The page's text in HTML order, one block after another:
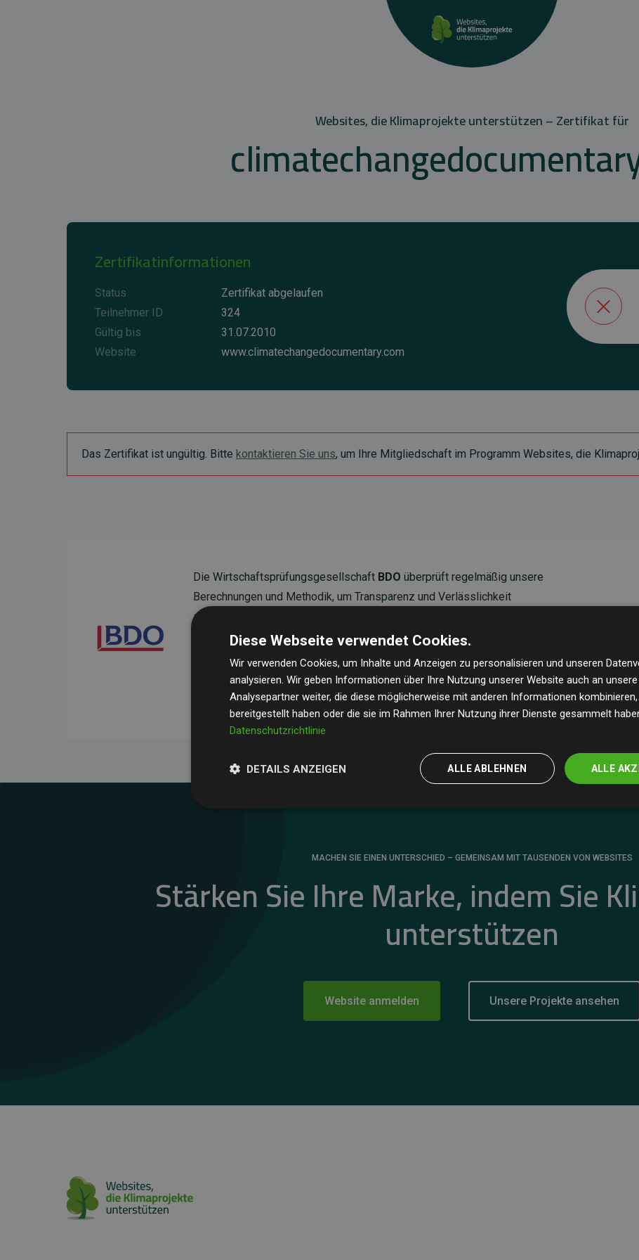
Websites, die Klimaprojekte unterstützen – Zertifikat für
Zertifikatinformationen
Status
Zertifikat abgelaufen
Teilnehmer ID
324
Gültig bis
31.07.2010
Website
www.climatechangedocumentary.com
Das Zertifikat ist ungültig. Bitte kontaktieren Sie uns, um Ihre Mitgliedschaft im Programm Websites, die
Die Wirtschaftsprüfungsgesellschaft BDO überprüft regelmäßig unsere
Berechnungen und Methodik, um Transparenz und Verlässlichkeit
sicherzustellen.
Ihre Prüfungen belegen, dass unsere Investitionen in Klimaschutzprojekte im
Durchschnitt200 % der geschätzten CO₂-Emissionender teilnehmenden
Websites kompensieren – ein klarer Nachweis für die messbare Klimawirkung
unseres Ansatzes.
MACHEN SIE EINEN UNTERSCHIED – GEMEINSAM MIT TAUSENDEN VON WEBSITES
Stärken Sie Ihre Marke, indem Sie
unterstützen
Website anmelden Unsere Projekte ansehen
Diese Webseite verwendet Cookies.
Wir verwenden Cookies, um Inhalte und Anzeigen zu personalisieren und unseren
analysieren. Wir geben Informationen über Ihre Nutzung unserer Website auch an
Analysepartner weiter, die diese möglicherweise mit anderen Informationen kombinieren,
bereitgestellt haben oder die sie im Rahmen Ihrer Nutzung ihrer Dienste gesammelt
Datenschutzrichtlinie
ALLE
ALLE ABLEHNEN
DETAILS ANZEIGEN